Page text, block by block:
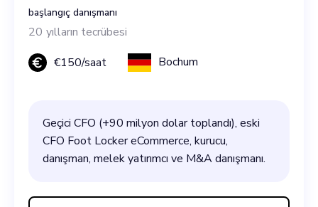
başlangıç danışmanı
20 yılların tecrübesi
€150/saat Bochum
Geçici CFO (+90 milyon dolar toplandı), eski
CFO Foot Locker eCommerce, kurucu,
danışman, melek yatırımcı ve M&A danışmanı.